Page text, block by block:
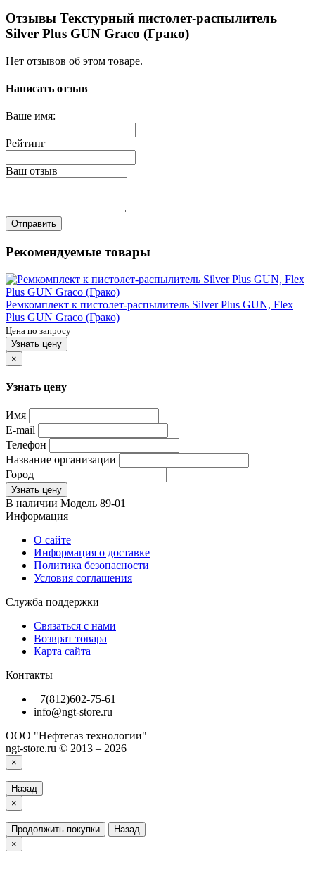
Отзывы Текстурный пистолет-распылитель
Silver Plus GUN Graco (Грако)
Нет отзывов об этом товаре.
Написать отзыв
Ваше имя:
Рейтинг
Ваш отзыв
Отправить
Рекомендуемые товары
Ремкомплект к пистолет-распылитель Silver Plus GUN, Flex
Plus GUN Graco (Грако)
Цена по запросу
Узнать цену
×
Узнать цену
Имя
E-mail
Телефон
Название организации
Город
Узнать цену
В наличии Модель 89-01
Информация
О сайте
Информация о доставке
Политика безопасности
Условия соглашения
Служба поддержки
Связаться с нами
Возврат товара
Карта сайта
Контакты
+7(812)602-75-61
info@ngt-store.ru
ООО "Нефтегаз технологии"
ngt-store.ru © 2013 – 2026
×
Назад
×
Продолжить покупки
Назад
×